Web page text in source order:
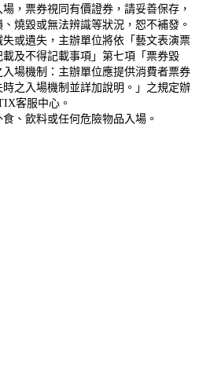
，票券視同有價證券，請妥善保存，
燒毀或無法辨識等狀況，恕不補發。
或遺失，主辦單位將依「藝文表演票
及不得記載事項」第七項「票券毀
場機制：主辦單位應提供消費者票券
之入場機制並詳加說明。」之規定辦
客服中心。
、飲料或任何危險物品入場。